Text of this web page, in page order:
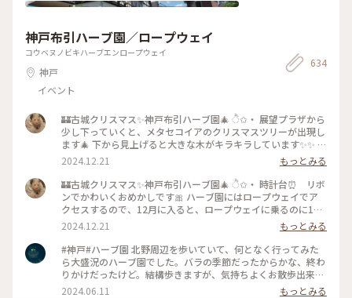
町 #あじさい風鈴 #水引き風鈴 #能登半島地震復興支援 #石
川応援プロジェクト #ことりっぷ京都 #そうだ京都行こう 多く
のことりっぷユーザーさんが訪問されていて 憧れていた風鈴
のお寺に やっと私も名ドライバー(主人自称)に 連れてきてもら
えました🚗👨‍✈️ 道中細く曲がりくねって見通しが悪い道路が多
神戸布引ハーブ園／ロープウェイ
コウベヌノビキハーブエンロープウェイ
神戸
イベント
634
🏰古城クリスマス✨神戸布引ハーブ園🎄 ੈ✩‧ 展望プラザから
少し下っていくと、メタセコイアのクリスマスツリーが出現し
ます🎄 下から見上げると大きな木がキラキラしています✨✨ 神
戸の夜景スポットとしてもおすすめです🌃✨ #ベストトリップ
2024 #ぽかぽか #兵庫 #神戸市 #神戸布引ハーブ園 #クリスマ
ス #イルミネーション #クリスマスがマーケット #夜景
2024.12.21
もっとみる
🏰古城クリスマス✨神戸布引ハーブ園🎄 ੈ✩‧ 時計台⏰ リボ
ンでかわいくおめかしです🎀 ハーブ園にはロープウェイでア
クセスするので、12月に入ると、ロープウェイに乗るのに1時
間ほど待つことも🚡 #ベストトリップ2024 #ぽかぽか #兵庫 #
神戸市 #神戸布引ハーブ園 #クリスマス #イルミネーション #
クリスマスマーケット🤶
2024.12.21
もっとみる
#神戸#ハーブ園 北野周辺を歩いていて、何となく行ってみた
ら大盛況のハーブ園でした。バラの季節だったからかな、終わ
りかけだったけど。結構歩きますが、気持ちよくお散歩出来ま
す。ロープウェイからの景色も綺麗でした！
2024.06.11 もっとみる